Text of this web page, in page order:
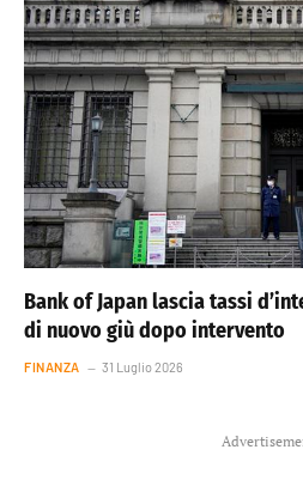
Bank of Japan lascia tassi
di nuovo giù dopo intervento
FINANZA 31 Luglio 2026